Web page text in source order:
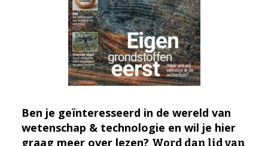
Ben je geïnteresseerd in de wereld van
wetenschap & technologie en wil je hier
graag meer over lezen? Word dan lid van